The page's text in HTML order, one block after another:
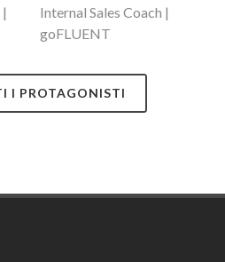
Internal Sales Coach |
goFLUENT
I PROTAGONISTI